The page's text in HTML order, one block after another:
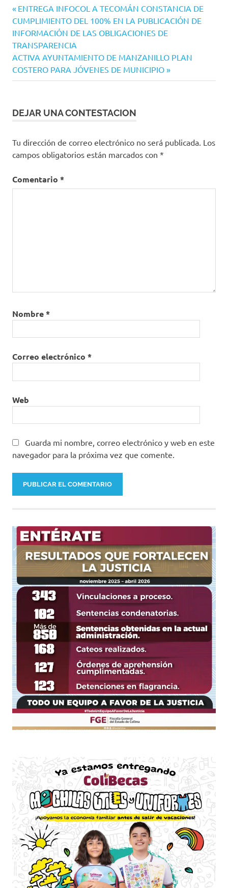
Navegación
de
entradas
Entrada
anterior:
ENTREGA INFOCOL A TECOMÁN CONSTANCIA DE
CUMPLIMIENTO DEL 100% EN LA PUBLICACIÓN DE
INFORMACIÓN DE LAS OBLIGACIONES DE
TRANSPARENCIA
Siguiente
entrada:
ACTIVA AYUNTAMIENTO DE MANZANILLO PLAN
COSTERO PARA JÓVENES DE MUNICIPIO
DEJAR UNA CONTESTACION
Tu dirección de correo electrónico no será publicada. Los
campos obligatorios están marcados con *
Comentario *
Nombre*
Correo electrónico *
Web
Guarda mi nombre, correo electrónico y web en este
navegador para la próxima vez que comente.